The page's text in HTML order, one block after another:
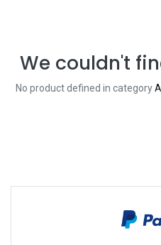
We couldn't
No product defined in category